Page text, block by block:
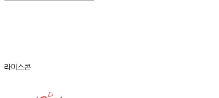
라미스콘